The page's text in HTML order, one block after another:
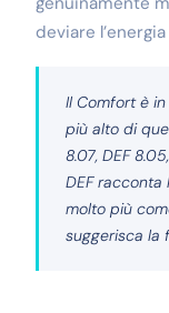
deviare
Il Comfort è
più alto di
8.07, DEF
DEF
molto più
suggerisca la